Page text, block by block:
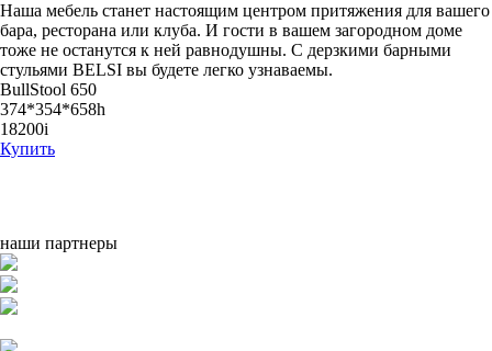
Наша мебель станет настоящим центром притяжения для вашего
бара, ресторана или клуба. И гости в вашем загородном доме
тоже не останутся к ней равнодушны. С дерзкими барными
стульями BELSI вы будете легко узнаваемы.
BullStool 650
374*354*658h
18200i
Купить
наши партнеры